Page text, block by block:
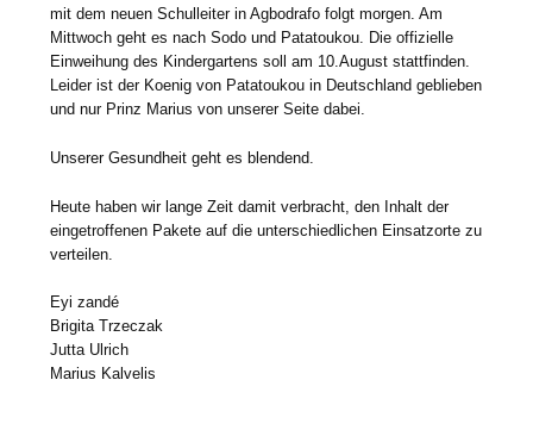
mit dem neuen Schulleiter in Agbodrafo folgt morgen. Am
Mittwoch geht es nach Sodo und Patatoukou. Die offizielle
Einweihung des Kindergartens soll am 10.August stattfinden.
Leider ist der Koenig von Patatoukou in Deutschland geblieben
und nur Prinz Marius von unserer Seite dabei.
Unserer Gesundheit geht es blendend.
Heute haben wir lange Zeit damit verbracht, den Inhalt der
eingetroffenen Pakete auf die unterschiedlichen Einsatzorte zu
verteilen.
Eyi zandé
Brigita Trzeczak
Jutta Ulrich
Marius Kalvelis